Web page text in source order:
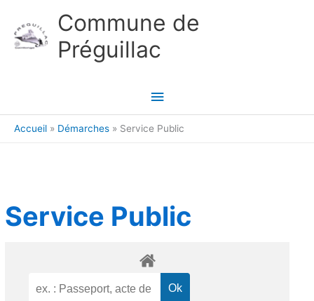
Commune de
Préguillac
Menu
principal
Accueil Démarches Service Public
Service Public